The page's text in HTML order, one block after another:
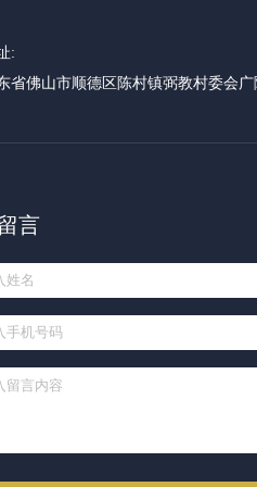
:
省佛山市顺德区陈村镇弼教村委会
言